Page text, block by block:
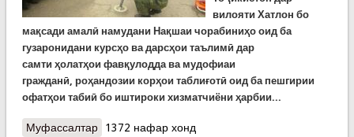
вилояти Хатлон бо
мақсади амалӣ намудани Нақшаи чорабиниҳо оид ба
гузаронидани курсҳо ва дарсҳои таълимӣ дар
самти ҳолатҳои фавқулодда ва мудофиаи
гражданӣ, роҳандозии корҳои таблиғотӣ оид ба пешгирии
офатҳои табиӣ бо иштироки хизматчиёни ҳарбии...
Муфассалтаро Дарсҳои омӯзишӣ бо хидматчиёни ҳарбии
1372 нафар хонд